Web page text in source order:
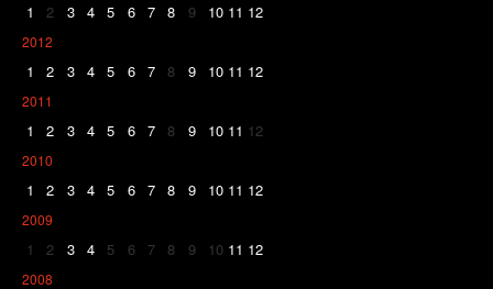
1 2 3 4 5 6 7 8 9 10 11 12
2012
1 2 3 4 5 6 7 8 9 10 11 12
2011
1 2 3 4 5 6 7 8 9 10 11 12
2010
1 2 3 4 5 6 7 8 9 10 11 12
2009
1 2 3 4 5 6 7 8 9 10 11 12
2008